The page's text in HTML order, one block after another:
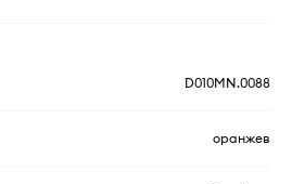
D010MN.0088
оранжев